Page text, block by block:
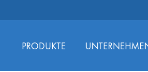
PRODUKTE